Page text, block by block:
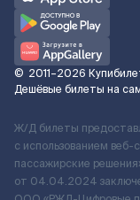
© 2011–2026
Дешёвые билеты на
Ж/Д билеты
с использованием
пассажирские
от 04.04.2024